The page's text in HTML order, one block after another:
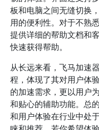
板和电脑之间无缝切换
用的便利性。对于不熟
提供详细的帮助文档和
快速获得帮助。
从长远来看，飞马加速
程，体现了其对用户体
的加速需求，更以用户
和贴心的辅助功能。总
和用户体验在行业中处